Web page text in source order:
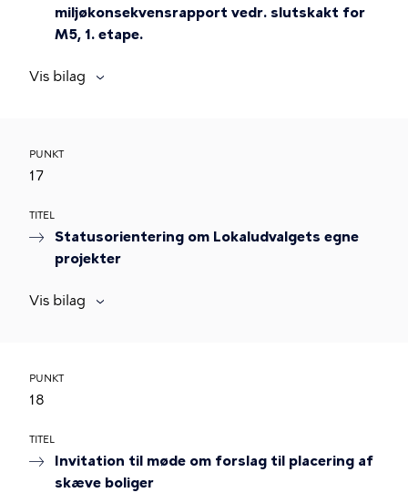
miljøkonsekvensrapport vedr. slutskakt for
M5, 1. etape.
Vis bilag
PUNKT
17
TITEL
Statusorientering om Lokaludvalgets egne
projekter
Vis bilag
PUNKT
18
TITEL
Invitation til møde om forslag til placering af
skæve boliger